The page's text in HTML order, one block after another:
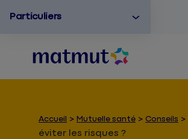
Particuliers
Accueil Mutuelle santé Conseils
éviter les risques ?